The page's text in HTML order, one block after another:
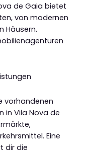
de Gaia bietet
von modernen
Häusern.
vorhandenen
in Vila Nova de
Eine
dir die